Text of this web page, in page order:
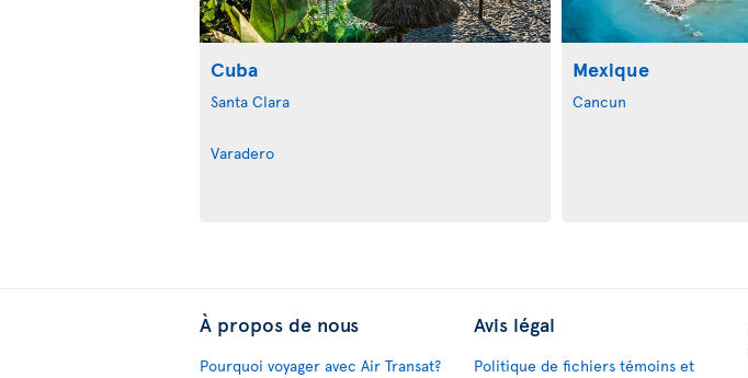
Cuba
Santa Clara
Varadero
Mexique
Cancun
À propos de nous
Pourquoi voyager avec Air Transat?
Avis légal
Politique de fichiers témoins et